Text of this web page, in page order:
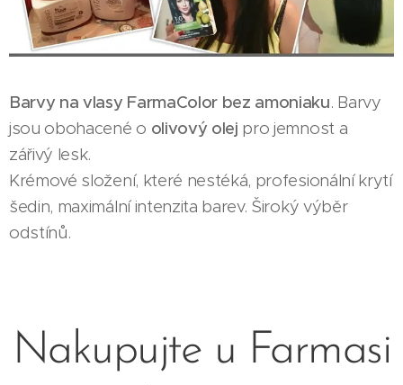
Barvy na vlasy FarmaColor bez amoniaku. Barvy
jsou obohacené o olivový olej pro jemnost a
zářivý lesk.
Krémové složení, které nestéká, profesionální krytí
šedin, maximální intenzita barev. Široký výběr
odstínů.
Nakupujte u Farmasi